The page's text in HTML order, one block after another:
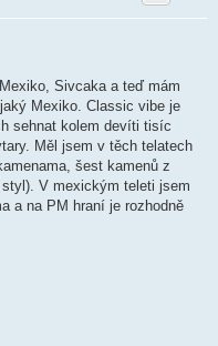
Sivcaka a teď mám
Mexiko. Classic vibe je
sehnat kolem devíti tisíc
Měl jsem v těch telatech
šest kamenů z
V mexickým teleti jsem
a na PM hraní je rozhodně